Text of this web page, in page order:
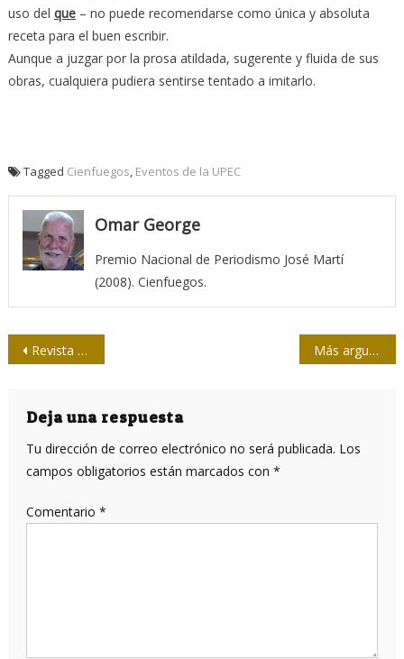
uso del que– no puede recomendarse como única y absoluta
receta para el buen escribir.
Aunque a juzgar por la prosa atildada, sugerente y fluida de sus
obras, cualquiera pudiera sentirse tentado a imitarlo.
Tagged Cienfuegos Eventos de la UPEC
Omar George
Premio Nacional de Periodismo José Martí
(2008). Cienfuegos.
Navegación
entradas
Revista Opus Habana dedica edición a Fidel Más argumentos sobre el “ataque” que nunca fue
Deja una respuesta
Tu dirección de correo electrónico no será publicada. Los
campos obligatorios están marcados con *
Comentario *